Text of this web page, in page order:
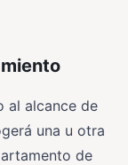
al alcance de
una u otra
de